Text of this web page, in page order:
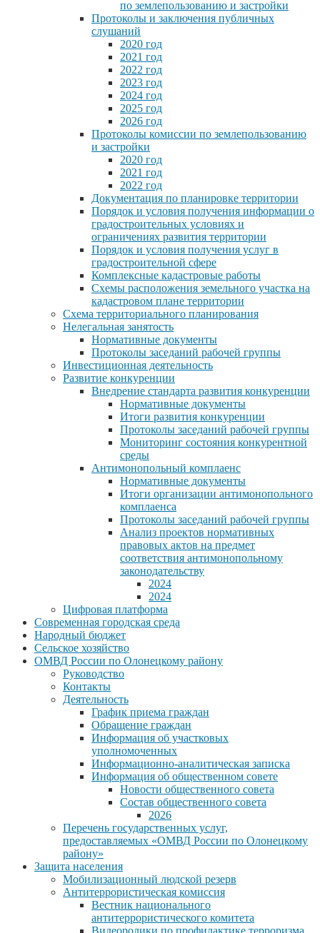
по землепользованию и застройки
Протоколы и заключения публичных
слушаний
2020 год
2021 год
2022 год
2023 год
2024 год
2025 год
2026 год
Протоколы комиссии по землепользованию
и застройки
2020 год
2021 год
2022 год
Документация по планировке территории
Порядок и условия получения информации о
градостроительных условиях и
ограничениях развития территории
Порядок и условия получения услуг в
градостроительной сфере
Комплексные кадастровые работы
Схемы расположения земельного участка на
кадастровом плане территории
Схема территориального планирования
Нелегальная занятость
Нормативные документы
Протоколы заседаний рабочей группы
Инвестиционная деятельность
Развитие конкуренции
Внедрение стандарта развития конкуренции
Нормативные документы
Итоги развития конкуренции
Протоколы заседаний рабочей группы
Мониторинг состояния конкурентной
среды
Антимонопольный комплаенс
Нормативные документы
Итоги организации антимонопольного
комплаенса
Протоколы заседаний рабочей группы
Анализ проектов нормативных
правовых актов на предмет
соответствия антимонопольному
законодательству
2024
2024
Цифровая платформа
Современная городская среда
Народный бюджет
Сельское хозяйство
ОМВД России по Олонецкому району
Руководство
Контакты
Деятельность
График приема граждан
Обращение граждан
Информация об участковых
уполномоченных
Информационно-аналитическая записка
Информация об общественном совете
Новости общественного совета
Состав общественного совета
2026
Перечень государственных услуг,
предоставляемых «ОМВД России по Олонецкому
району»
Защита населения
Мобилизационный людской резерв
Антитеррористическая комиссия
Вестник национального
антитеррористического комитета
Видеоролики по профилактике терроризма